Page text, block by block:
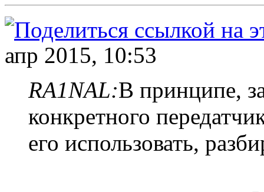
апр 2015, 10:53
RA1NAL:В принципе,
конкретного
его использовать,